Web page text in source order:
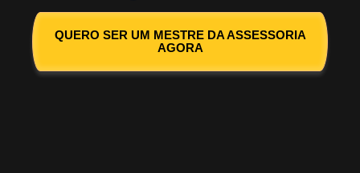
QUERO SER UM MESTRE DA ASSESSORIA
AGORA